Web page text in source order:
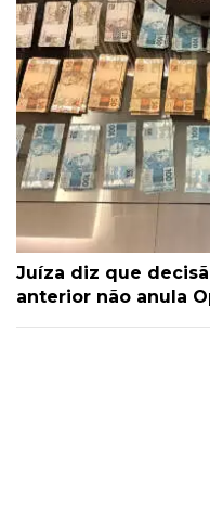
Juíza diz que
anterior não anula